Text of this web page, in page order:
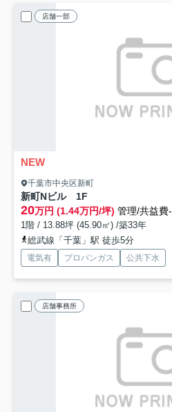
店舗一部
NEW
千葉市中央区新町
新町Nビル 1F
20万円 (1.44万円/坪) 管理/共益費-
1階 / 13.88坪 (45.90㎡) /築33年
総武線「千葉」駅 徒歩5分
電気有 プロパンガス 公共下水
店舗事務所